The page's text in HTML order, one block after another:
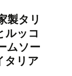
製タリ
ルッコ
ムソー
リア